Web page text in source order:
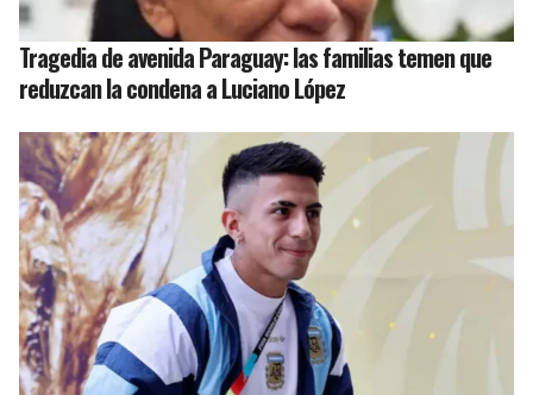
Tragedia de avenida Paraguay: las familias temen que
reduzcan la condena a Luciano López